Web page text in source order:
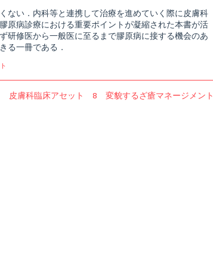
ない．内科等と連携して治療を進めていく際に皮膚科
原病診療における重要ポイントが凝縮された本書が活
研修医から一般医に至るまで膠原病に接する機会のあ
る一冊である．
Next
皮膚科臨床アセット 8 変貌するざ瘡マネージメント